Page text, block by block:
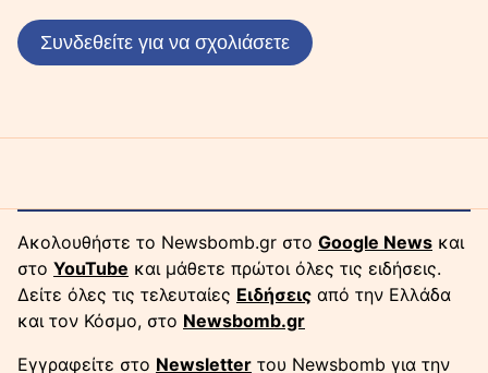
Συνδεθείτε για να σχολιάσετε
Ακολουθήστε το Newsbomb.gr στο Google News και
στο YouTube και μάθετε πρώτοι όλες τις ειδήσεις.
Δείτε όλες τις τελευταίες Ειδήσεις από την Ελλάδα
και τον Κόσμο, στο Newsbomb.gr
Εγγραφείτε στο Newsletter του Newsbomb για την